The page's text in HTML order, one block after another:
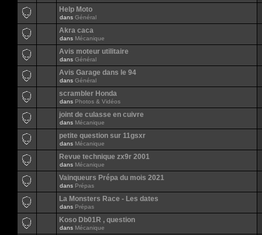
Help Moto
dans Général
Akra caca
dans Mécanique
Avis moteur utilitaire
dans Général
Avis Garage dans le 94
dans Général
scrambler Honda
dans Photos & Vidéos
joint de culasse en cuivre
dans Mécanique
petite question sur 11gsxr
dans Mécanique
Revue technique zx9r 2001
dans Mécanique
Vainqueurs Prépa du mois 2021
dans Prépas
La Monsters Race - Les dates
dans Prépas
Koso Db01R , question
dans Mécanique